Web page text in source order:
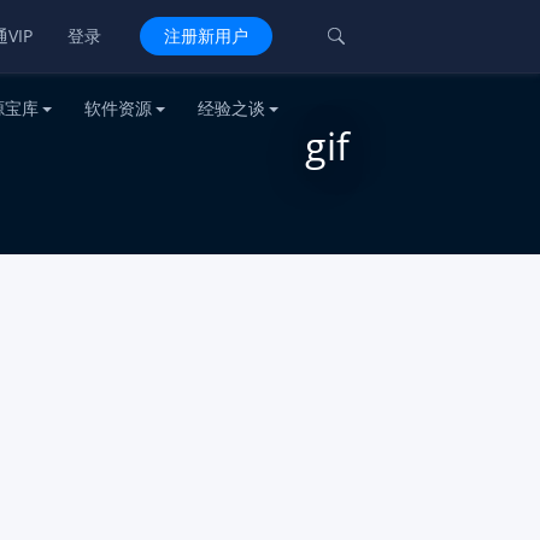
VIP 登录 注册新用户 
宝库 软件资源 经验之谈
gif